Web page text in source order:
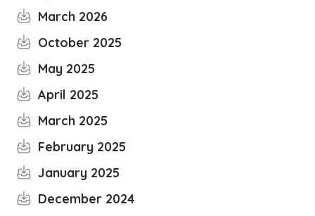
March 2026
October 2025
May 2025
April 2025
March 2025
February 2025
January 2025
December 2024